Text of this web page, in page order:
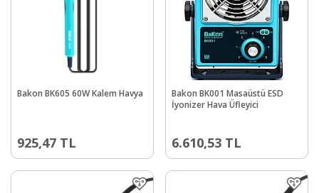
Bakon BK605 60W Kalem Havya
925,47 TL
Bakon BK001 Masaüstü ESD
İyonizer Hava Üfleyici
6.610,53 TL